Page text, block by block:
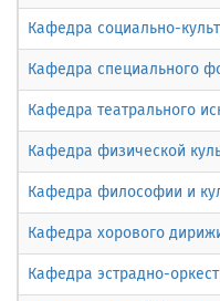
Кафедра социально-
Кафедра специального
Кафедра театрального
Кафедра физической
Кафедра философии и
Кафедра хорового
Кафедра эстрадно-